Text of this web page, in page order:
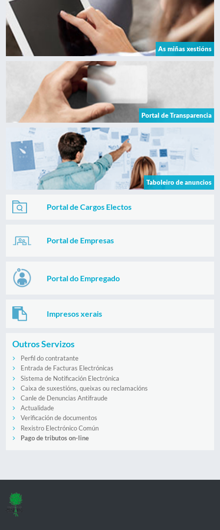
As miñas xestións
Portal de Transparencia
Taboleiro de anuncios
Portal de Cargos Electos
Portal de Empresas
Portal do Empregado
Impresos xerais
Outros Servizos
Perfil do contratante
Entrada de Facturas Electrónicas
Sistema de Notificación Electrónica
Caixa de suxestións, queixas ou reclamacións
Canle de Denuncias Antifraude
Actualidade
Verificación de documentos
Rexistro Electrónico Común
Pago de tributos on-line